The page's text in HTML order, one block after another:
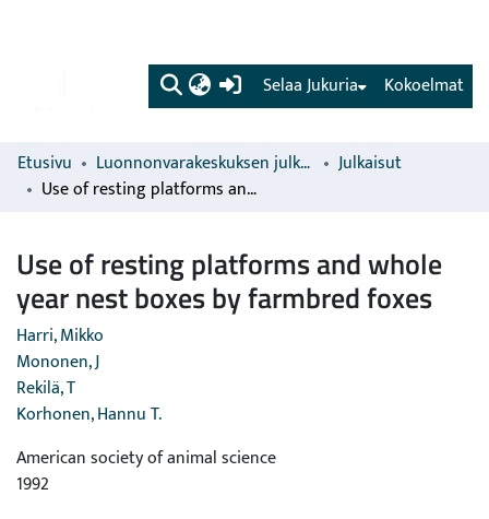
(current) Kokoelmat
Selaa Jukuria
Etusivu Luonnonvarakeskuksen julkaisut
Julkaisut
Use of resting platforms and whole year nest boxes by farmbred foxes
Use of resting platforms and whole
year nest boxes by farmbred foxes
Harri, Mikko
Mononen, J
Rekilä, T
Korhonen, Hannu T.
American society of animal science
1992